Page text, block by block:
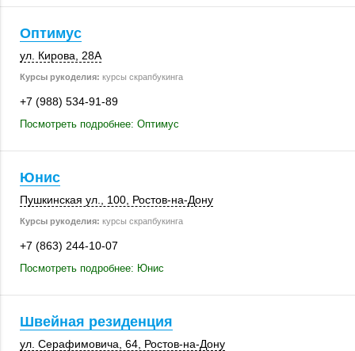
Оптимус
ул. Кирова 28А
Курсы рукоделия: курсы скрапбукинга
+7 (988) 534-91-89
Посмотреть подробнее: Оптимус
Юнис
Пушкинская ул. 100 Ростов-на-Дону
Курсы рукоделия: курсы скрапбукинга
+7 (863) 244-10-07
Посмотреть подробнее: Юнис
Швейная резиденция
ул. Серафимовича, 64, Ростов-на-Дону